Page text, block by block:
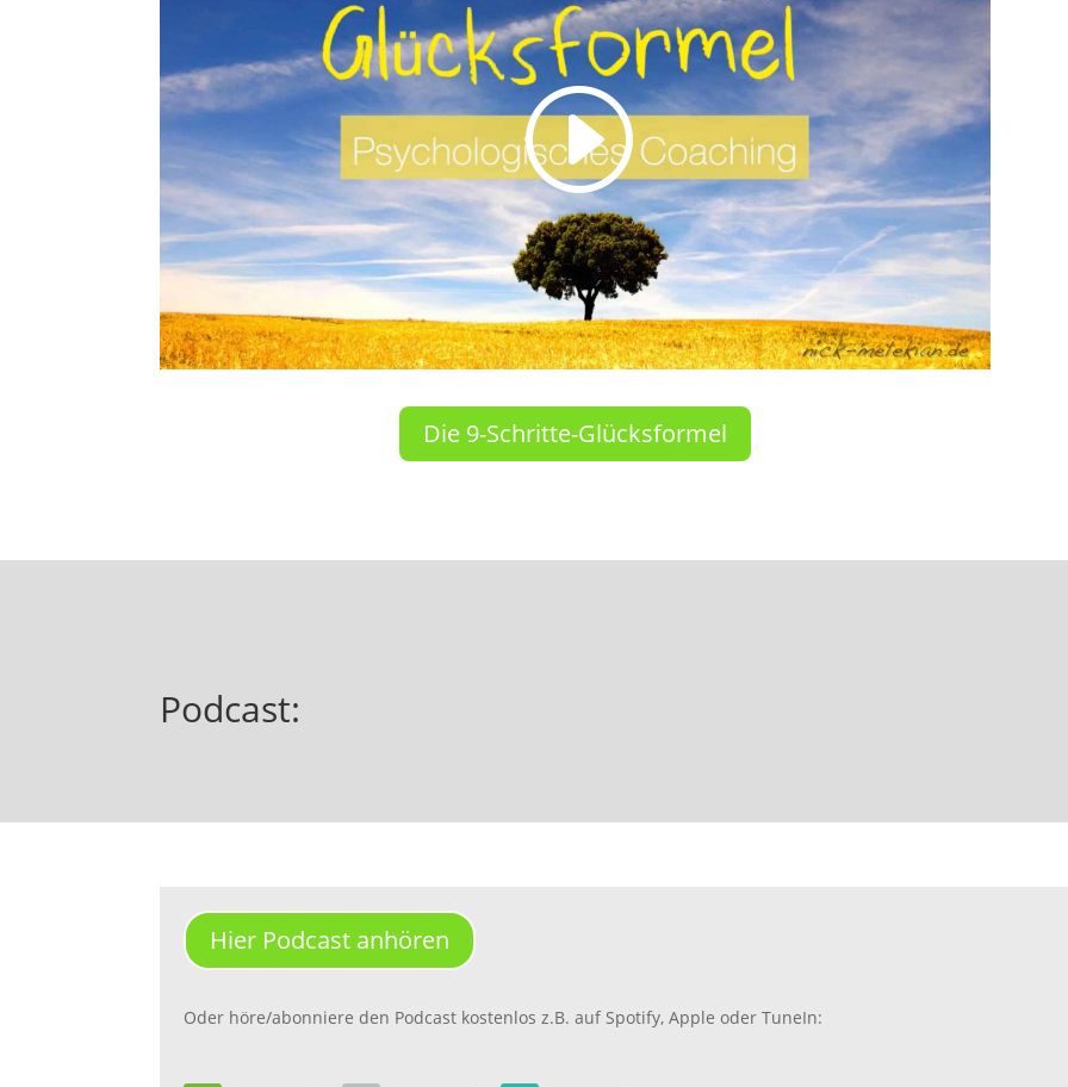
Die 9-Schritte-Glücksformel
Podcast:
Hier Podcast anhören
Oder höre/abonniere den Podcast kostenlos z.B. auf Spotify, Apple oder TuneIn: